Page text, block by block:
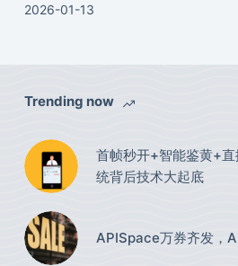
2026-01-13
Trending now
首帧秒开+智能鉴黄+
统背后技术大起底
APISpace万券齐发，